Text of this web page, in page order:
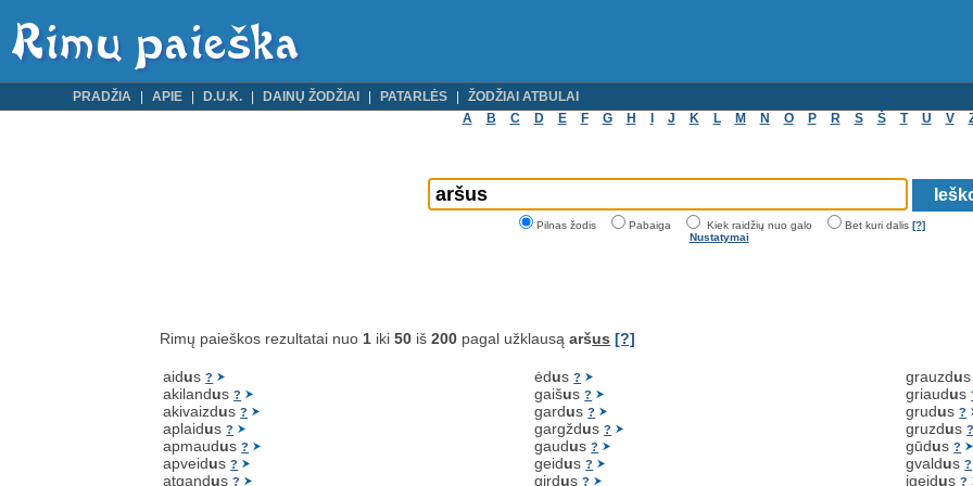
PRADŽIA APIE D.U.K. DAINŲ ŽODŽIAI PATARLĖS
ŽODŽIAI ATBULAI
A
B C D E F G H J K L M N O P R S Š T U V
Pilnas žodis Pabaiga Kiek raidžių nuo galo Bet kuri dalis [?]
Nustatymai
Rimų paieškos rezultatai nuo 1 iki50 iš200 pagal užklausąaršus [?]
aidus?
akilandus?
akivaizdus?
aplaidus?
apmaudus?
apveidus?
atgandus?
ėdus?
gaišus?
gardus?
gargždus?
gaudus?
geidus?
girdus?
grauzdu
griaudus
grudus?
gruzdus?
gūdus?
gvaldus?
įgeidus?